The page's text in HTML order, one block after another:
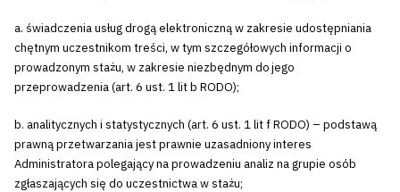
a. świadczenia usług drogą elektroniczną w zakresie udostępniania
chętnym uczestnikom treści, w tym szczegółowych informacji o
prowadzonym stażu, w zakresie niezbędnym do jego
przeprowadzenia (art. 6 ust. 1 lit b RODO);
b. analitycznych i statystycznych (art. 6 ust. 1 lit f RODO) – podstawą
prawną przetwarzania jest prawnie uzasadniony interes
Administratora polegający na prowadzeniu analiz na grupie osób
zgłaszających się do uczestnictwa w stażu;